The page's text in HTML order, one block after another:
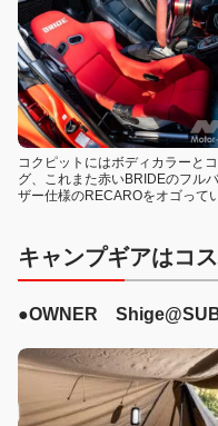
コクピットにはボディカラーと
グ、これまた赤いBRIDEのフル
ザー仕様のRECAROをオゴって
キャンプギアはコ
●OWNER